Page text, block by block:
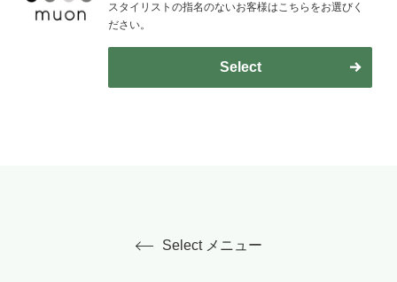
スタイリストの指名のないお客様はこちらをお選びく
ださい。
Select
Select メニュー